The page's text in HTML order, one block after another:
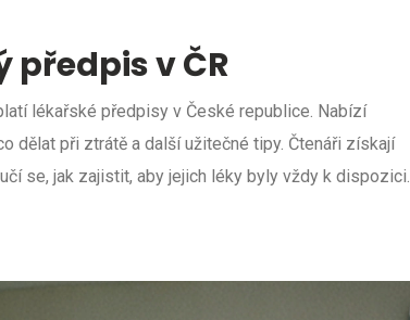
v ČR
lékařské předpisy v České republice. Nabízí
dělat při ztrátě a další užitečné tipy. Čtenáři získají
se, jak zajistit, aby jejich léky byly vždy k dispozici.